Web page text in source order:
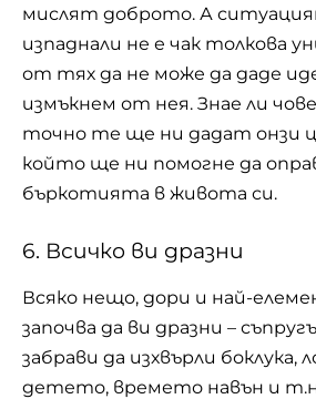
мислят доброто. А
изпаднали не е чак толкова
от тях да не може да даде
измъкнем от нея. Знае ли
точно те ще ни дадат онзи
който ще ни помогне да
бъркотията в живота си.
6. Всичко ви дразни
Всяко нещо, дори и най-
започва да ви дразни –
забрави да изхвърли боклука,
детето, времето навън и